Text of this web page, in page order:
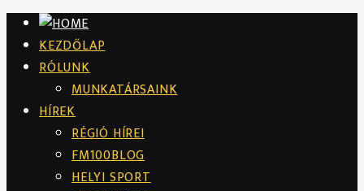
KEZDŐLAP
RÓLUNK
MUNKATÁRSAINK
HÍREK
RÉGIÓ HÍREI
FM100BLOG
HELYI SPORT